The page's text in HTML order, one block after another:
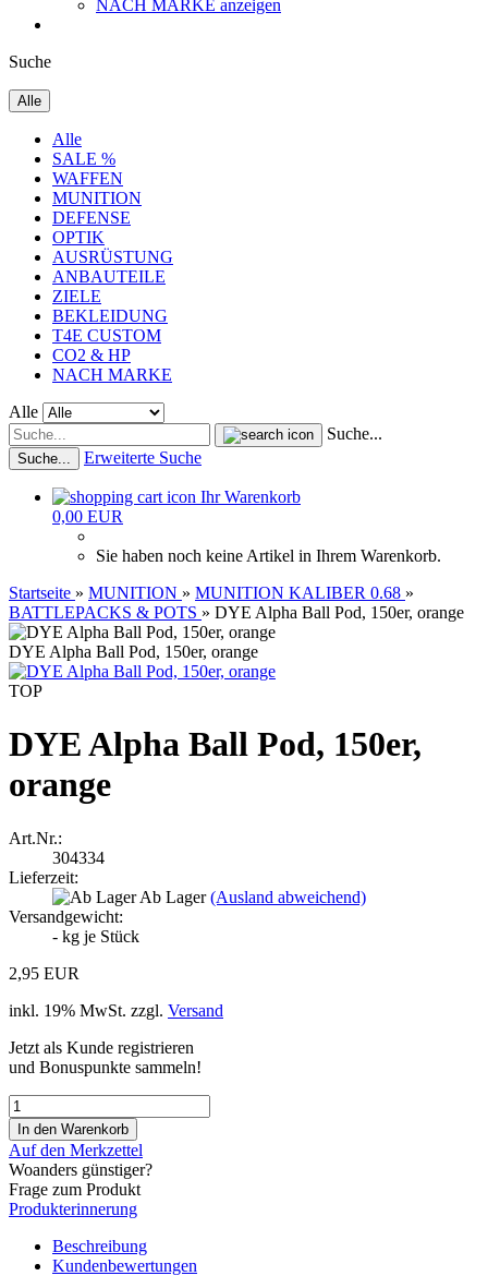
NACH MARKE anzeigen
Suche
Alle
Alle
SALE %
WAFFEN
MUNITION
DEFENSE
OPTIK
AUSRÜSTUNG
ANBAUTEILE
ZIELE
BEKLEIDUNG
T4E CUSTOM
CO2 & HP
NACH MARKE
Alle
Suche...
Suche... Erweiterte Suche
Ihr Warenkorb
0,00 EUR
Sie haben noch keine Artikel in Ihrem Warenkorb.
Startseite » MUNITION » MUNITION KALIBER 0.68 »
BATTLEPACKS & POTS » DYE Alpha Ball Pod, 150er, orange
DYE Alpha Ball Pod, 150er, orange
TOP
DYE Alpha Ball Pod, 150er,
orange
Art.Nr.:
304334
Lieferzeit:
Ab Lager(Ausland abweichend)
Versandgewicht:
- kg je Stück
2,95 EUR
inkl. 19% MwSt. zzgl. Versand
Jetzt als Kunde registrieren
und Bonuspunkte sammeln!
Auf den Merkzettel
Woanders günstiger?
Frage zum Produkt
Produkterinnerung
Beschreibung
Kundenbewertungen